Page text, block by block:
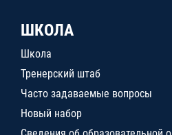
ШКОЛА
Школа
Тренерский штаб
Часто задаваемые вопросы
Новый набор